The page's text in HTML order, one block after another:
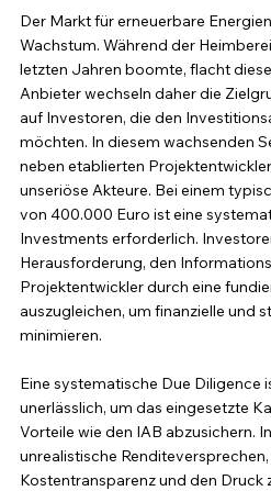
Der Markt für erneuerbare
Wachstum. Während der
letzten Jahren boomte, flacht
Anbieter wechseln daher die
auf Investoren, die den
möchten. In diesem wachsenden
neben etablierten
unseriöse Akteure. Bei einem
von 400.000 Euro ist eine
Investments erforderlich.
Herausforderung, den
Projektentwickler durch eine
auszugleichen, um finanzielle und
minimieren.
Eine systematische Due Diligence
unerlässlich, um das eingesetzte
Vorteile wie den IAB abzusichern.
unrealistische
Kostentransparenz und den Druck